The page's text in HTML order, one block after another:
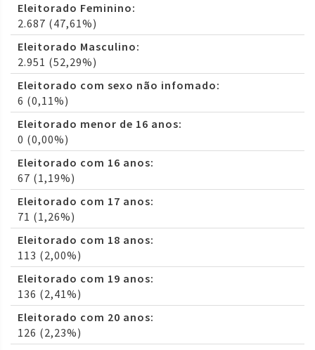
Eleitorado Feminino:
2.687 (47,61%)
Eleitorado Masculino:
2.951 (52,29%)
Eleitorado com sexo não infomado:
6 (0,11%)
Eleitorado menor de 16 anos:
0 (0,00%)
Eleitorado com 16 anos:
67 (1,19%)
Eleitorado com 17 anos:
71 (1,26%)
Eleitorado com 18 anos:
113 (2,00%)
Eleitorado com 19 anos:
136 (2,41%)
Eleitorado com 20 anos:
126 (2,23%)